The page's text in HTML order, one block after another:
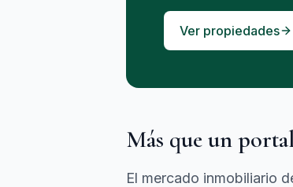
Ver propiedades
Más que un
El mercado inmobiliario